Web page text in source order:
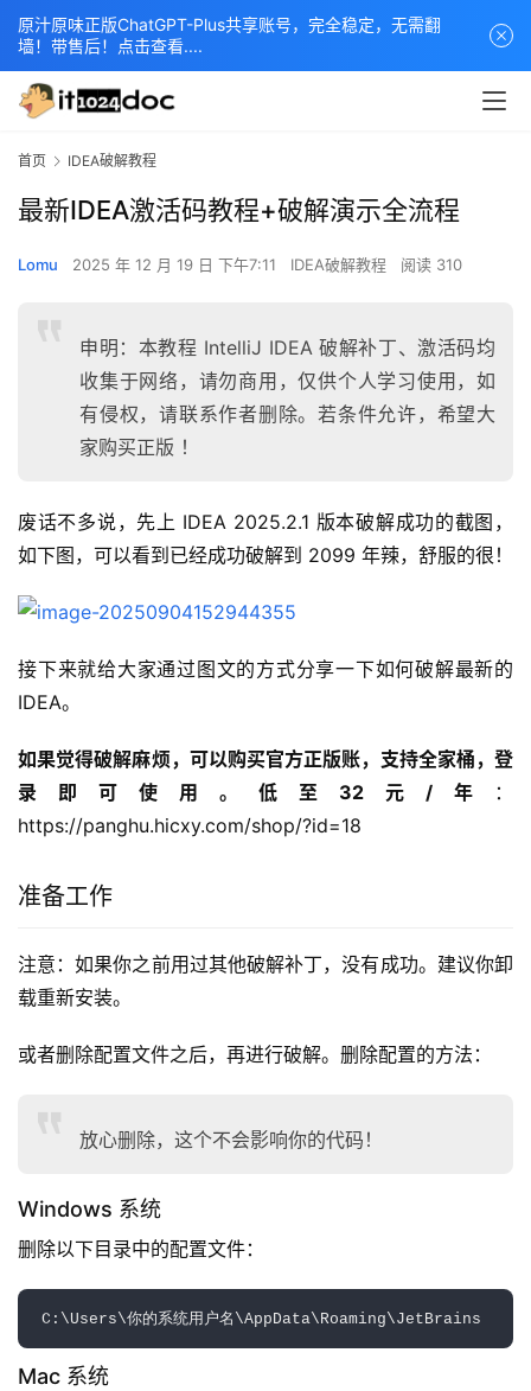
首页 IDEA破解教程
最新IDEA激活码教程+破解演示全流程
Lomu 2025 年 12 月 19 日 下午7:11 IDEA破解教程 阅读 310
申明：本教程 IntelliJ IDEA 破解补丁、激活码均
收集于网络，请勿商用，仅供个人学习使用，如
有侵权，请联系作者删除。若条件允许，希望大
家购买正版 ！
废话不多说，先上 IDEA 2025.2.1 版本破解成功的截图，
如下图，可以看到已经成功破解到 2099 年辣，舒服的很！
接下来就给大家通过图文的方式分享一下如何破解最新的
IDEA。
如果觉得破解麻烦，可以购买官方正版账，支持全家桶，登
录即可使用。低至32元/年
：
https://panghu.hicxy.com/shop/?id=18
准备工作
注意：如果你之前用过其他破解补丁，没有成功。建议你卸
载重新安装。
或者删除配置文件之后，再进行破解。删除配置的方法：
放心删除，这个不会影响你的代码！
Windows 系统
删除以下目录中的配置文件：
Mac 系统
原汁原味正版ChatGPT-Plus共享账号，完全稳定，无需翻
墙！带售后！点击查看....